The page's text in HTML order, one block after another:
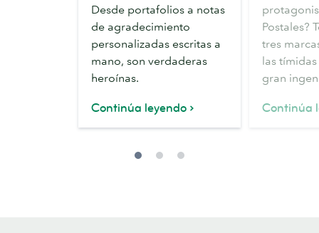
Desde portafolios a notas
de agradecimiento
personalizadas escritas a
mano, son verdaderas
heroínas.
Continúa leyendo
Postales?
tres
las
gran
Continúa